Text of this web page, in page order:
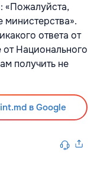
«Пожалуйста,
министерства».
ответа от
от Национального
получить не
в Google